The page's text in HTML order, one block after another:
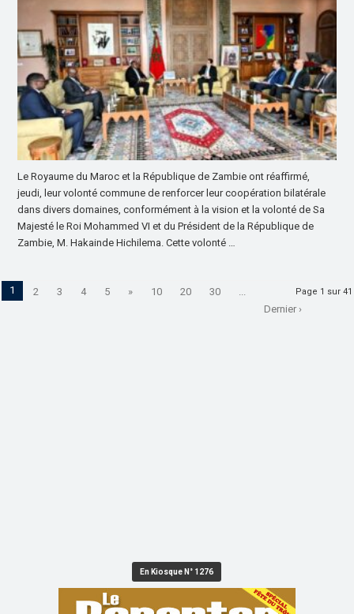
Le Royaume du Maroc et la République de Zambie ont réaffirmé,
jeudi, leur volonté commune de renforcer leur coopération bilatérale
dans divers domaines, conformément à la vision et la volonté de Sa
Majesté le Roi Mohammed VI et du Président de la République de
Zambie, M. Hakainde Hichilema. Cette volonté …
Page 1 sur 41
1 2 3 4 5 » 10 20 30
...
Dernier ›
En Kiosque N° 1276